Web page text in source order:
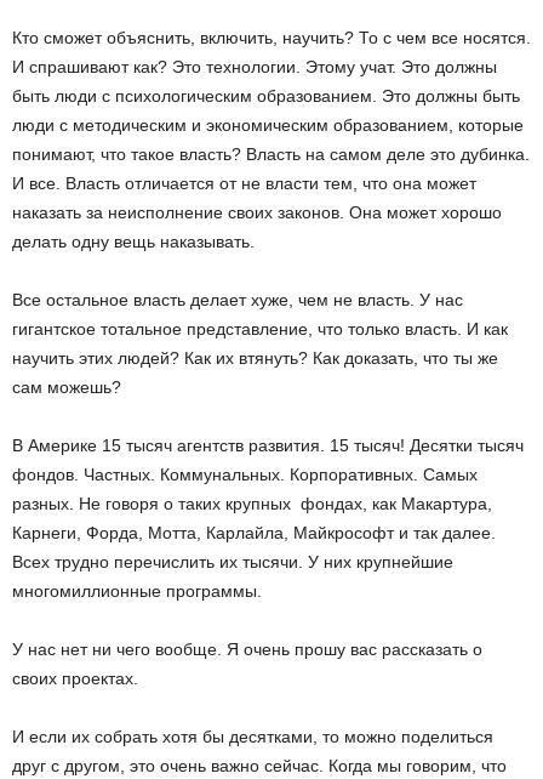
Кто сможет объяснить, включить, научить? То с чем все носятся.
И спрашивают как? Это технологии. Этому учат. Это должны
быть люди с психологическим образованием. Это должны быть
люди с методическим и экономическим образованием, которые
понимают, что такое власть? Власть на самом деле это дубинка.
И все. Власть отличается от не власти тем, что она может
наказать за неисполнение своих законов. Она может хорошо
делать одну вещь наказывать.
Все остальное власть делает хуже, чем не власть. У нас
гигантское тотальное представление, что только власть. И как
научить этих людей? Как их втянуть? Как доказать, что ты же
сам можешь?
В Америке 15 тысяч агентств развития. 15 тысяч! Десятки тысяч
фондов. Частных. Коммунальных. Корпоративных. Самых
разных. Не говоря о таких крупных фондах, как Макартура,
Карнеги, Форда, Мотта, Карлайла, Майкрософт и так далее.
Всех трудно перечислить их тысячи. У них крупнейшие
многомиллионные программы.
У нас нет ни чего вообще. Я очень прошу вас рассказать о
своих проектах.
И если их собрать хотя бы десятками, то можно поделиться
друг с другом, это очень важно сейчас. Когда мы говорим, что